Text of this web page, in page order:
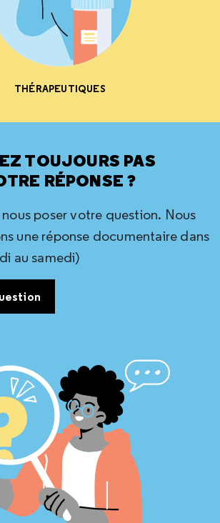
THÉRAPEUTIQUES
TOUJOURS PAS
RÉPONSE ?
nous poser votre question. Nous
une réponse documentaire dans
au samedi)